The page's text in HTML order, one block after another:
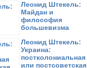
Леонид Штекель:
Майдан и
философия
большевизма
Леонид Штекель:
Украина:
постколониальная
или постсоветская